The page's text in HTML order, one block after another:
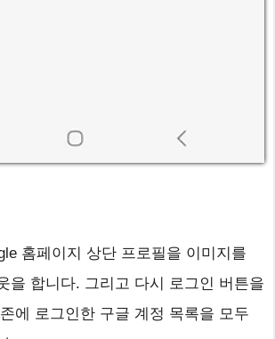
홈페이지 상단 프로필을 이미지를
을 합니다. 그리고 다시 로그인 버튼을
에 로그인한 구글 계정 목록을 모두